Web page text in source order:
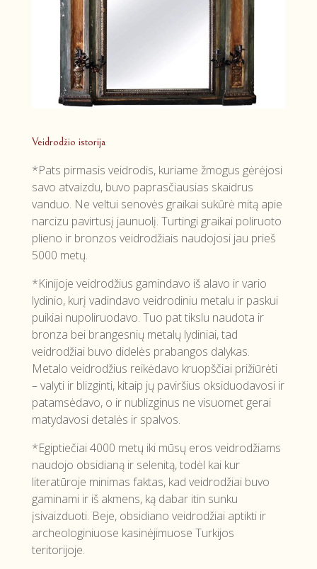
Veidrodžio istorija
*Pats pirmasis veidrodis, kuriame žmogus gėrėjosi
savo atvaizdu, buvo paprasčiausias skaidrus
vanduo. Ne veltui senovės graikai sukūrė mitą apie
narcizu pavirtusį jaunuolį. Turtingi graikai poliruoto
plieno ir bronzos veidrodžiais naudojosi jau prieš
5000 metų.
*Kinijoje veidrodžius gamindavo iš alavo ir vario
lydinio, kurį vadindavo veidrodiniu metalu ir paskui
puikiai nupoliruodavo. Tuo pat tikslu naudota ir
bronza bei brangesnių metalų lydiniai, tad
veidrodžiai buvo didelės prabangos dalykas.
Metalo veidrodžius reikėdavo kruopščiai prižiūrėti
– valyti ir blizginti, kitaip jų paviršius oksiduodavosi ir
patamsėdavo, o ir nublizginus ne visuomet gerai
matydavosi detalės ir spalvos.
*Egiptiečiai 4000 metų iki mūsų eros veidrodžiams
naudojo obsidianą ir selenitą, todėl kai kur
literatūroje minimas faktas, kad veidrodžiai buvo
gaminami ir iš akmens, ką dabar itin sunku
įsivaizduoti. Beje, obsidiano veidrodžiai aptikti ir
archeologiniuose kasinėjimuose Turkijos
teritorijoje.